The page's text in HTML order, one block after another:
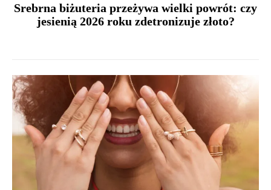
Srebrna biżuteria przeżywa wielki powrót: czy
jesienią 2026 roku zdetronizuje złoto?